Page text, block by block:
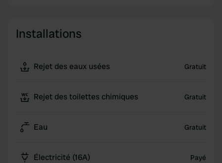
Installations
Rejet des eaux usées Gratuit
Rejet des toilettes chimiques Gratuit
Eau Gratuit
Électricité (16A) Payé